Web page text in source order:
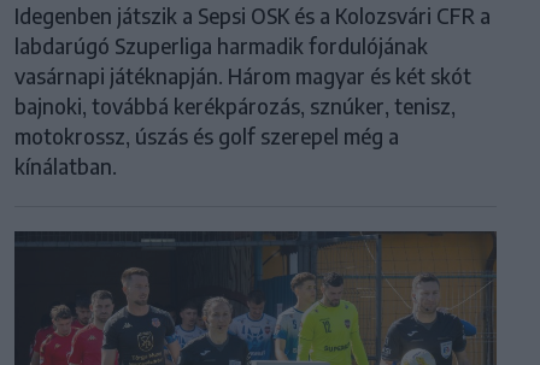
Idegenben játszik a Sepsi OSK és a Kolozsvári CFR a
labdarúgó Szuperliga harmadik fordulójának
vasárnapi játéknapján. Három magyar és két skót
bajnoki, továbbá kerékpározás, sznúker, tenisz,
motokrossz, úszás és golf szerepel még a
kínálatban.